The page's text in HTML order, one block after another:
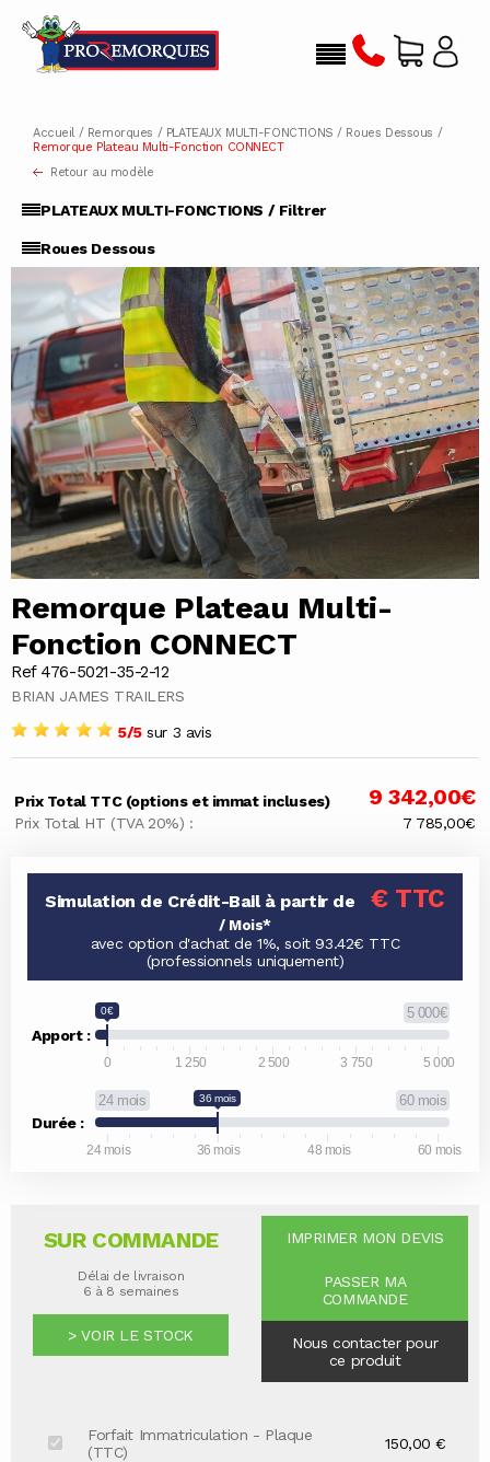
Accueil/ Remorques / PLATEAUX MULTI-FONCTIONS / Roues Dessous /
Remorque Plateau Multi-Fonction CONNECT
Retour au modèle
PLATEAUX MULTI-FONCTIONS / Filtrer
Roues Dessous
Remorque Plateau Multi-
Fonction CONNECT
Ref 476-5021-35-2-12
BRIAN JAMES TRAILERS
5/5sur 3 avis
Prix Total TTC (options et immat incluses) 9 342,00€
Prix Total HT (TVA 20%) : 7 785,00€
Apport :
5 000€
0€
0 1 250 2 500 3 750 5 000
Durée :
24 mois 60 mois
36 mois
24 mois 36 mois 48 mois 60 mois
Simulation de Crédit-Bail à partir de € TTC
/ Mois*
avec option d'achat de 1%, soit 93.42€ TTC
(professionnels uniquement)
SUR COMMANDE
Délai de livraison
6 à 8 semaines
> VOIR LE STOCK
IMPRIMER MON DEVIS
PASSER MA
COMMANDE
Nous contacter pour
ce produit
Forfait Immatriculation - Plaque
(TTC)
150,00 €